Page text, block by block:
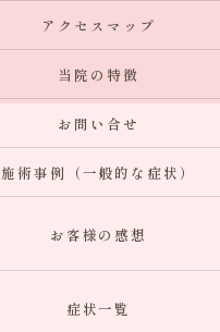
アクセスマップ
当院の特徴
お問い合せ
施術事例（一般的な症状）
お客様の感想
症状一覧